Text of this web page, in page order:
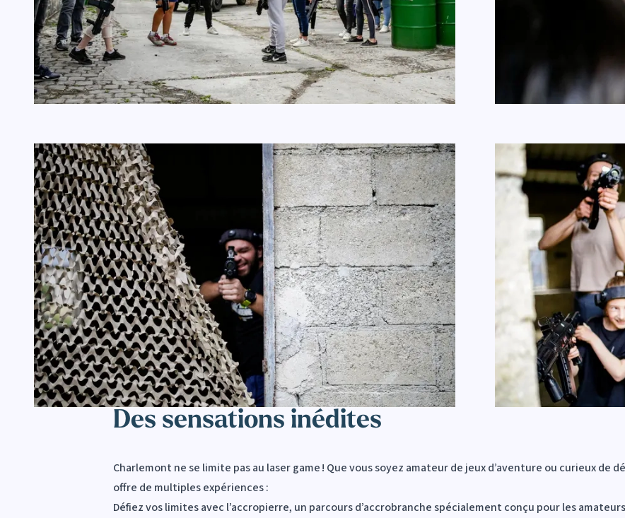
Des sensations inédites
Charlemont ne se limite pas au laser game ! Que vous soyez amateur de jeux d’aventure ou curieux de
offre de multiples expériences :
Défiez vos limites avec l’accropierre, un parcours d’accrobranche spécialement conçu pour les